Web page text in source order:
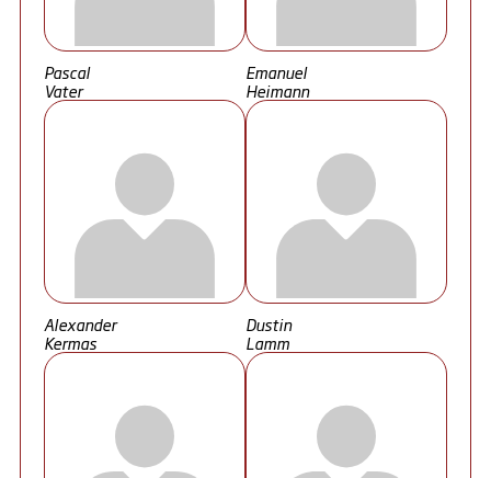
Pascal
Vater
Emanuel
Heimann
Alexander
Kermas
Dustin
Lamm